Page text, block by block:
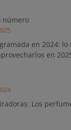
número
en 2024: lo
en
Los